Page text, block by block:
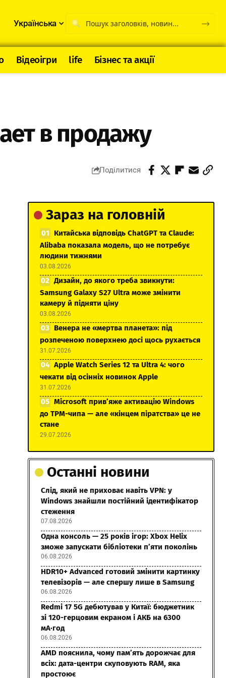
Українська
Відеоігри life Бізнес та акції
в продажу
Поділитися
Зараз на головній
Китайська відповідь ChatGPT та Claude:
Alibaba показала модель, що не потребує
людини тижнями
03.08.2026
Дизайн, до якого треба звикнути:
Samsung Galaxy S27 Ultra може змінити
камеру й підняти ціну
03.08.2026
Венера не «мертва планета»: під
розпеченою поверхнею досі щось рухається
31.07.2026
Apple Watch Series 12 та Ultra 4: чого
чекати від осінніх новинок Apple
31.07.2026
Microsoft прив’яже активацію Windows
до TPM-чипа — але «кінцем піратства» це не
стане
29.07.2026
Останні новини
Слід, який не приховає навіть VPN: у
Windows знайшли постійний ідентифікатор
стеження
07.08.2026
Одна консоль — 25 років ігор: Xbox Helix
зможе запускати бібліотеки п’яти поколінь
06.08.2026
HDR10+ Advanced готовий змінити картинку
телевізорів — але спершу лише в Samsung
06.08.2026
Redmi 17 5G дебютував у Китаї: бюджетник
зі 120-герцовим екраном і АКБ на 6300
мА·год
06.08.2026
AMD пояснила, чому пам’ять дорожчає для
всіх: дата-центри скуповують RAM, яка
простоює